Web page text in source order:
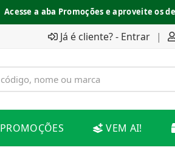
Acesse a aba Promoções e aproveite os
Já é cliente? - Entrar |
PROMOÇÕES VEM AI!